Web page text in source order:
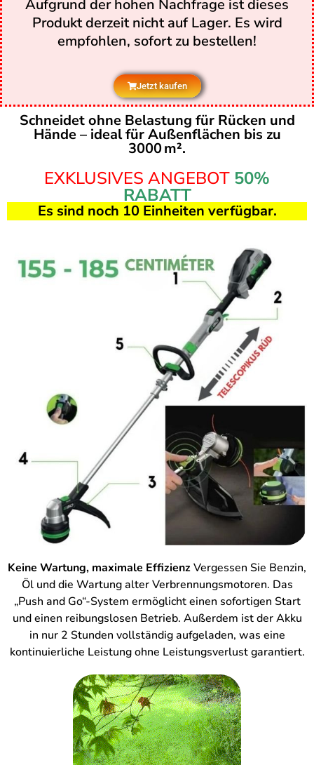
Aufgrund der hohen Nachfrage ist dieses
Produkt derzeit nicht auf Lager. Es wird
empfohlen, sofort zu bestellen!
Jetzt kaufen
Schneidet ohne Belastung für Rücken und
Hände – ideal für Außenflächen bis zu
3000 m².
EXKLUSIVES ANGEBOT 50%
RABATT
Es sind noch 10 Einheiten verfügbar.
Keine Wartung, maximale EffizienzVergessen Sie Benzin,
Öl und die Wartung alter Verbrennungsmotoren. Das
„Push and Go“-System ermöglicht einen sofortigen Start
und einen reibungslosen Betrieb. Außerdem ist der Akku
in nur 2 Stunden vollständig aufgeladen, was eine
kontinuierliche Leistung ohne Leistungsverlust garantiert.